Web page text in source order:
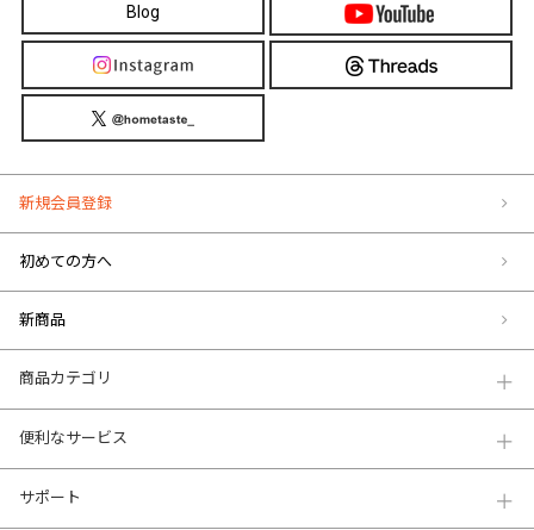
Blog
新規会員登録
初めての方へ
新商品
商品カテゴリ
便利なサービス
サポート